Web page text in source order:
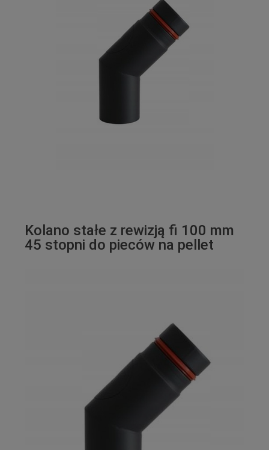
Kolano stałe z rewizją fi 100 mm
45 stopni do pieców na pellet